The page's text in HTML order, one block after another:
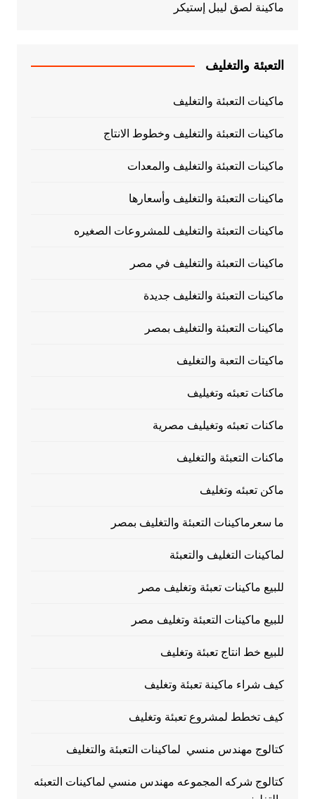
ماكينة لصق ليبل إستيكر
التعبئة والتغليف
ماكينات التعبئة والتغليف
ماكينات التعبئة والتغليف وخطوط الانتاج
ماكينات التعبئة والتغليف والمعدات
ماكينات التعبئة والتغليف وأسعارها
ماكينات التعبئة والتغليف للمشروعات الصغيره
ماكينات التعبئة والتغليف في مصر
ماكينات التعبئة والتغليف جديدة
ماكينات التعبئة والتغليف بمصر
ماكيتات التعبة والتغليف
ماكنات تعبئه وتغيليف
ماكنات تعبئه وتغيليف مصرية
ماكنات التعبئة والتغليف
ماكن تعبئه وتغليف
ما سعرماكينات التعبئة والتغليف بمصر
لماكينات التغليف والتعبئة
للبيع ماكينات تعبئة وتغليف مصر
للبيع ماكينات التعبئة وتغليف مصر
للبيع خط انتاج تعبئة وتغليف
كيف شراء ماكينة تعبئة وتغليف
كيف تخطط لمشروع تعبئة وتغليف
كتالوج مهندس منسي لماكينات التعبئة والتغليف
كتالوج شركه المجموعه مهندس منسي لماكينات التعبئه